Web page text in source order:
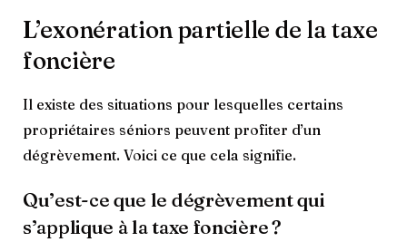
L’exonération partielle de la taxe
foncière
Il existe des situations pour lesquelles certains
propriétaires séniors peuvent profiter d’un
dégrèvement. Voici ce que cela signifie.
Qu’est-ce que le dégrèvement qui
s’applique à la taxe foncière ?